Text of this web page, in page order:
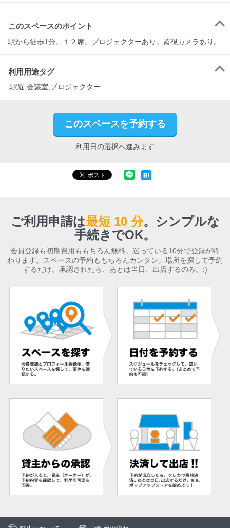
このスペースのポイント
駅から徒歩1分。１２席。プロジェクターあり。監視カメラあり。
利用用途タグ
,駅近,会議室,プロジェクター
このスペースを予約する
利用日の選択へ進みます
ご利用申請は最短 10 分。 シンプルな
手続きでOK。
会員登録も初期費用ももちろん無料。迷っている10分で登録が終
わります。スペースの予約ももちろんカンタン。場所を探して予約
するだけ。承認されたら、あとは当日、出店するのみ。:)